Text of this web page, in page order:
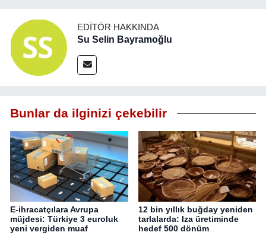
EDITÖR HAKKINDA
Su Selin Bayramoğlu
Bunlar da ilginizi çekebilir
E-ihracatçılara Avrupa
müjdesi: Türkiye 3 euroluk
yeni vergiden muaf
12 bin yıllık buğday yeniden
tarlalarda: Iza üretiminde
hedef 500 dönüm